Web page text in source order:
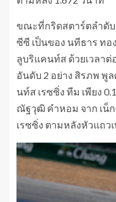
ขณะที่กริดสตาร์ตลำดับ
ซีซี เป็นของ นทีธาร ทอ
ลูบริแคนท์ส ด้วยเวลาต่
อันดับ 2 อย่าง สิรภพ พู
นท์ส เรซซิ่ง ทีม เพียง
ณัฐวุฒิ คำหอม จาก เน็ก
เรซซิ่ง ตามหลังหัวแถว